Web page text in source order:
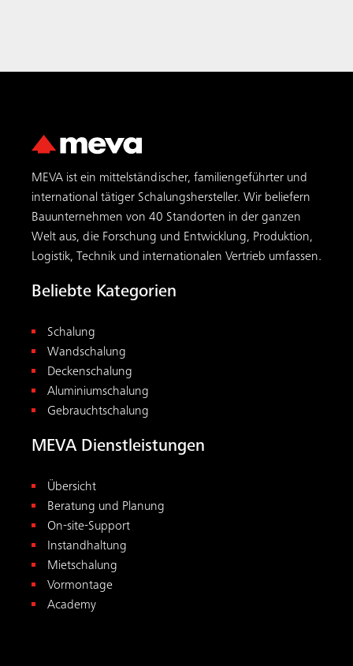
MEVA ist ein mittelständischer, familiengeführter und
international tätiger Schalungs­hersteller. Wir beliefern
Bauunternehmen von 40 Standorten in der ganzen
Welt aus, die Forschung und Entwicklung, Produktion,
Logistik, Technik und internationalen Vertrieb umfassen.
Beliebte Kategorien
Schalung
Wandschalung
Deckenschalung
Aluminiumschalung
Gebrauchtschalung
MEVA Dienstleistungen
Übersicht
Beratung und Planung
On-site-Support
Instandhaltung
Mietschalung
Vormontage
Academy